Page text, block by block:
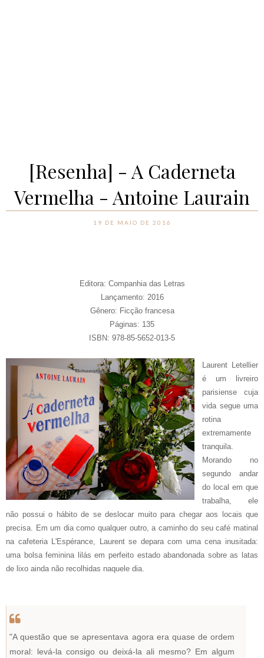
[Resenha] - A Caderneta
Vermelha - Antoine Laurain
19 DE MAIO DE 2016
Editora: Companhia das Letras
Lançamento: 2016
Gênero: Ficção francesa
Páginas: 135
ISBN: 978-85-5652-013-5
Laurent Letellier
é um livreiro
parisiense cuja
vida segue uma
rotina
extremamente
tranquila.
Morando no
segundo andar
do local em que
trabalha, ele
não possui o hábito de se deslocar muito para chegar aos locais que
precisa. Em um dia como qualquer outro, a caminho do seu café matinal
na cafeteria L'Espérance, Laurent se depara com uma cena inusitada:
uma bolsa feminina lilás em perfeito estado abandonada sobre as latas
de lixo ainda não recolhidas naquele dia.
"A questão que se apresentava agora era quase de ordem
moral: levá-la consigo ou deixá-la ali mesmo? Em algum